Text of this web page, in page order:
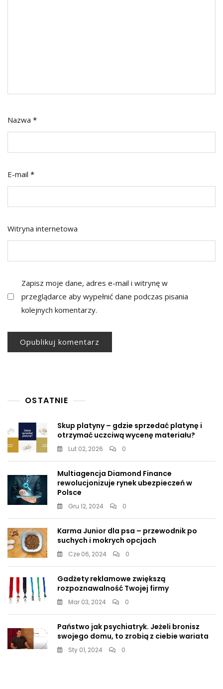
Nazwa *
E-mail *
Witryna internetowa
Zapisz moje dane, adres e-mail i witrynę w
przeglądarce aby wypełnić dane podczas pisania
kolejnych komentarzy.
OSTATNIE
Skup platyny – gdzie sprzedać platynę i
otrzymać uczciwą wycenę materiału?
Lut 02, 2026 0
Multiagencja Diamond Finance
rewolucjonizuje rynek ubezpieczeń w
Polsce
Gru 12, 2024 0
Karma Junior dla psa – przewodnik po
suchych i mokrych opcjach
Cze 06, 2024 0
Gadżety reklamowe zwiększą
rozpoznawalność Twojej firmy
Mar 03, 2024 0
Państwo jak psychiatryk. Jeżeli bronisz
swojego domu, to zrobią z ciebie wariata
Sty 01, 2024 0